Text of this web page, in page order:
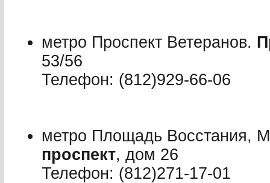
метро Проспект Ветеранов.
53/56
Телефон: (812)929-66-06
метро Площадь Восстания,
проспект, дом 26
Телефон: (812)271-17-01